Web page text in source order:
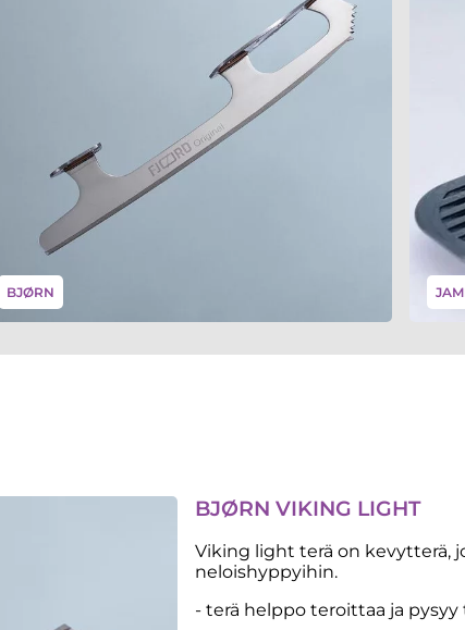
BJØRN
BJØRN VIKING LIGHT
Viking light terä on kevytterä,
neloishyppyihin.
- terä helppo teroittaa ja pysyy